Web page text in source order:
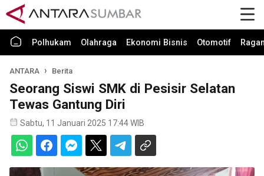
Polhukam Olahraga Ekonomi Bisnis Otomotif
ANTARA Berita
Seorang Siswi SMK di Pesisir Selatan
Tewas Gantung Diri
Sabtu, 11 Januari 2025 17:44 WIB